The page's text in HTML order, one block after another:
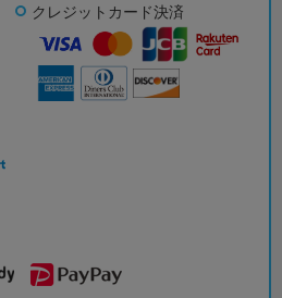
クレジットカード決済